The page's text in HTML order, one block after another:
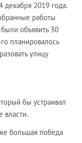
декабря 2019 года.
работы
объявить 30
планировалось
улицу
бы устраивал
власти.
большая победа